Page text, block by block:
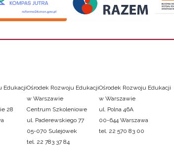
Edukacji
28
Ośrodek Rozwoju Edukacji
w Warszawie
Centrum Szkoleniowe
ul. Paderewskiego 77
05-070 Sulejówek
tel. 22 783 37 84
Ośrodek Rozwoju Edukacji
w Warszawie
ul. Polna 46A
00-644 Warszawa
tel. 22 570 83 00